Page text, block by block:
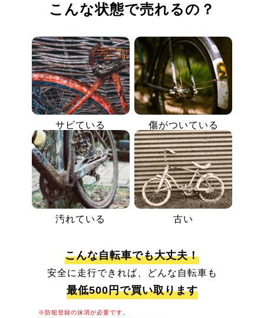
こんな状態で売れるの？
サビている 傷がついている
汚れている 古い
こんな自転車でも大丈夫！
安全に走行できれば、どんな自転車も
最低500円で買い取ります
※防犯登録の抹消が必要です。